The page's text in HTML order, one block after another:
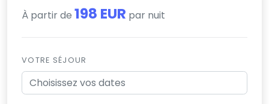
À partir de 198 EUR par nuit
VOTRE SÉJOUR